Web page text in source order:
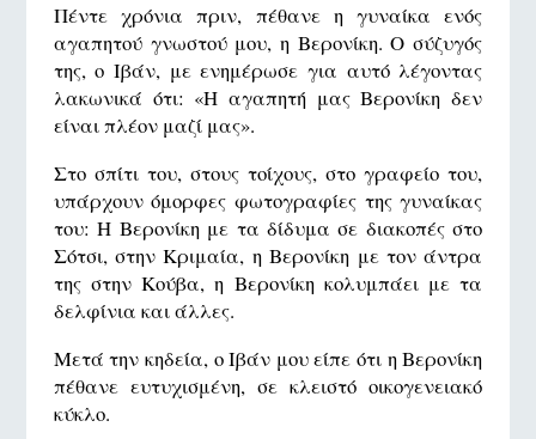
Πέντε χρόνια πριν, πέθανε η γυναίκα ενός
αγαπητού γνωστού μου, η Βερονίκη. Ο σύζυγός
της, ο Ιβάν, με ενημέρωσε για αυτό λέγοντας
λακωνικά ότι: «Η αγαπητή μας Βερονίκη δεν
είναι πλέον μαζί μας».
Στο σπίτι του, στους τοίχους, στο γραφείο του,
υπάρχουν όμορφες φωτογραφίες της γυναίκας
του: Η Βερονίκη με τα δίδυμα σε διακοπές στο
Σότσι, στην Κριμαία, η Βερονίκη με τον άντρα
της στην Κούβα, η Βερονίκη κολυμπάει με τα
δελφίνια και άλλες.
Μετά την κηδεία, ο Ιβάν μου είπε ότι η Βερονίκη
πέθανε ευτυχισμένη, σε κλειστό οικογενειακό
κύκλο.